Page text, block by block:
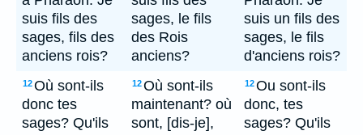
suis fils des
sages, fils des
anciens rois?
sages, le fils
des Rois
anciens?
suis un fils des
sages, le fils
d'anciens rois?
12Où sont-ils
donc tes
sages? Qu'ils
12Où sont-ils
maintenant? où
sont, [dis-je],
12Ou sont-ils
donc, tes
sages? Qu'ils